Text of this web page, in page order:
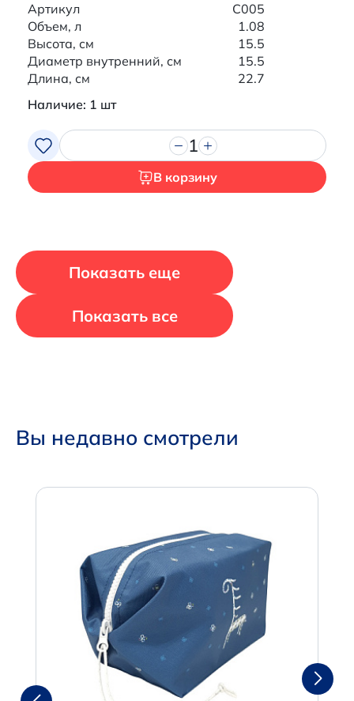
Артикул
C005
Объем, л
1.08
Высота, см
15.5
Диаметр внутренний, см
15.5
Длина, см
22.7
Наличие: 1 шт
1
В корзину
Показать еще
Показать все
Вы недавно смотрели